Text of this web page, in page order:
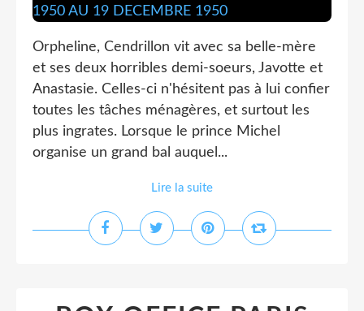
Orpheline, Cendrillon vit avec sa belle-mère
et ses deux horribles demi-soeurs, Javotte et
Anastasie. Celles-ci n'hésitent pas à lui confier
toutes les tâches ménagères, et surtout les
plus ingrates. Lorsque le prince Michel
organise un grand bal auquel...
Lire la suite